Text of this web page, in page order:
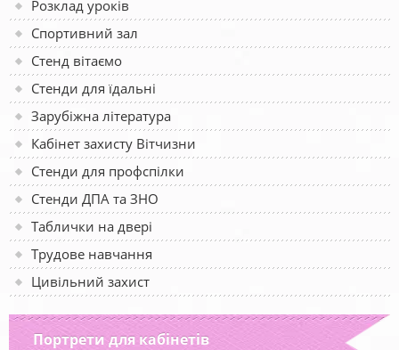
Розклад уроків
Спортивний зал
Стенд вітаємо
Стенди для їдальні
Зарубіжна література
Кабінет захисту Вітчизни
Стенди для профспілки
Стенди ДПА та ЗНО
Таблички на двері
Трудове навчання
Цивільний захист
Портрети для кабінетів